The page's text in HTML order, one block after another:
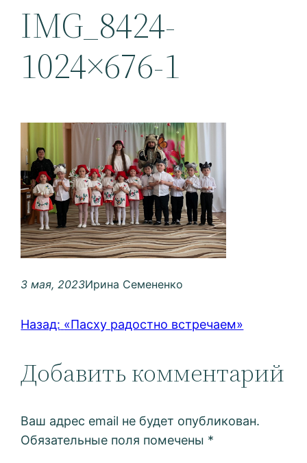
IMG_8424-
1024×676-1
3 мая, 2023Ирина Семененко
Назад: «Пасху радостно встречаем»
Добавить комментарий
Ваш адрес email не будет опубликован.
Обязательные поля помечены *